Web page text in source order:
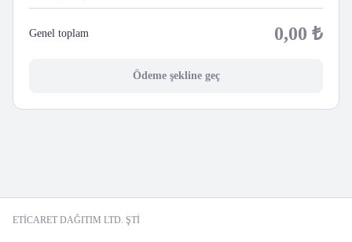
Genel toplam 0,00 ₺
Ödeme şekline geç
ETİCARET DAĞITIM LTD. ŞTİ